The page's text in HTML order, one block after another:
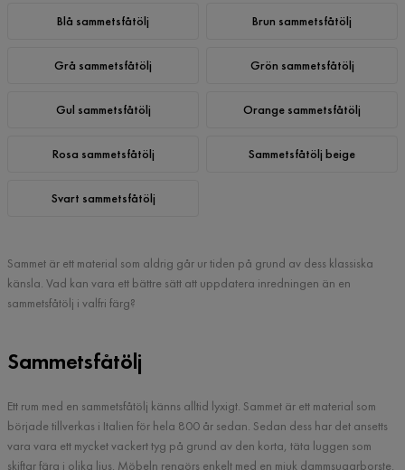
Blå sammetsfåtölj Brun sammetsfåtölj
Grå sammetsfåtölj Grön sammetsfåtölj
Gul sammetsfåtölj Orange sammetsfåtölj
Rosa sammetsfåtölj Sammetsfåtölj beige
Svart sammetsfåtölj
Sammet är ett material som aldrig går ur tiden på grund av dess klassiska
känsla. Vad kan vara ett bättre sätt att uppdatera inredningen än en
sammetsfåtölj i valfri färg?
Sammetsfåtölj
Ett rum med en sammetsfåtölj känns alltid lyxigt. Sammet är ett material som
började tillverkas i Italien för hela 800 år sedan. Sedan dess har det ansetts
vara vara ett mycket vackert tyg på grund av den korta, täta luggen som
skiftar färg i olika ljus. Möbeln rengörs enkelt med en mjuk dammsugarborste.